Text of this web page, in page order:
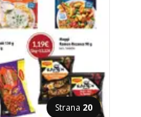
Strana 20